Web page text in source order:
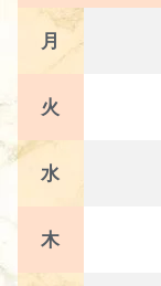
月
火
水
木